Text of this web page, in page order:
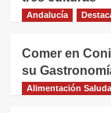
Andalucía
Comer en
su
Alimentación